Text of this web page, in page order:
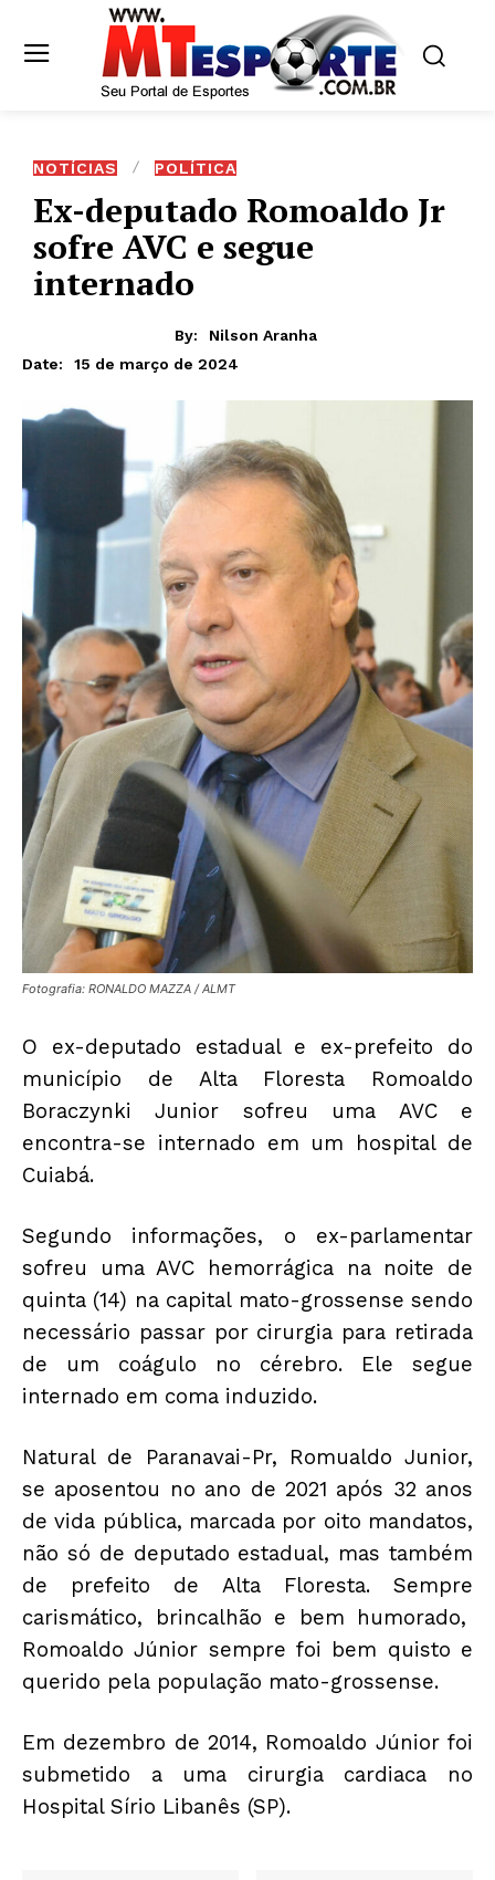
NOTÍCIAS POLÍTICA
Ex-deputado Romoaldo Jr
sofre AVC e segue
internado
By:
Nilson Aranha
Date:
15 de março de 2024
Fotografia: RONALDO MAZZA / ALMT
O ex-deputado estadual e ex-prefeito do
município de Alta Floresta Romoaldo
Boraczynki Junior sofreu uma AVC e
encontra-se internado em um hospital de
Cuiabá.
Segundo informações, o ex-parlamentar
sofreu uma AVC hemorrágica na noite de
quinta (14) na capital mato-grossense sendo
necessário passar por cirurgia para retirada
de um coágulo no cérebro. Ele segue
internado em coma induzido.
Natural de Paranavai-Pr, Romualdo Junior,
se aposentou no ano de 2021 após 32 anos
de vida pública, marcada por oito mandatos,
não só de deputado estadual, mas também
de prefeito de Alta Floresta. Sempre
carismático, brincalhão e bem humorado,
Romoaldo Júnior sempre foi bem quisto e
querido pela população mato-grossense.
Em dezembro de 2014, Romoaldo Júnior foi
submetido a uma cirurgia cardiaca no
Hospital Sírio Libanês (SP).